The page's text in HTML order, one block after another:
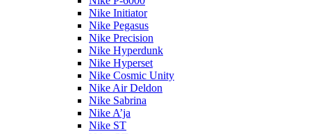
Nike Initiator
Nike Pegasus
Nike Precision
Nike Hyperdunk
Nike Hyperset
Nike Cosmic Unity
Nike Air Deldon
Nike Sabrina
Nike A’ja
Nike ST